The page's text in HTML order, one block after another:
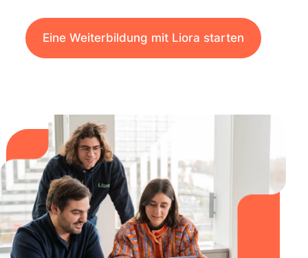
Eine Weiterbildung mit Liora starten